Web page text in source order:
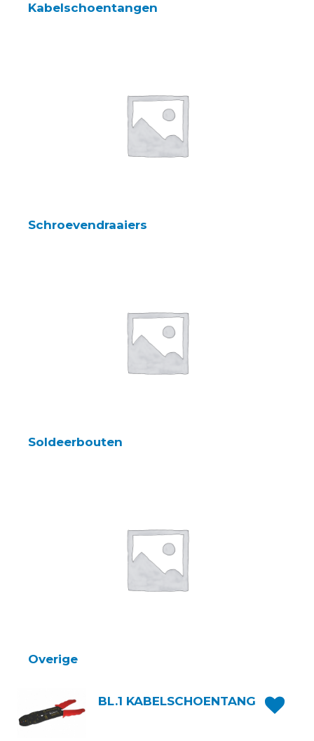
Kabelschoentangen
Schroevendraaiers
Soldeerbouten
Overige
BL.1 KABELSCHOENTANG